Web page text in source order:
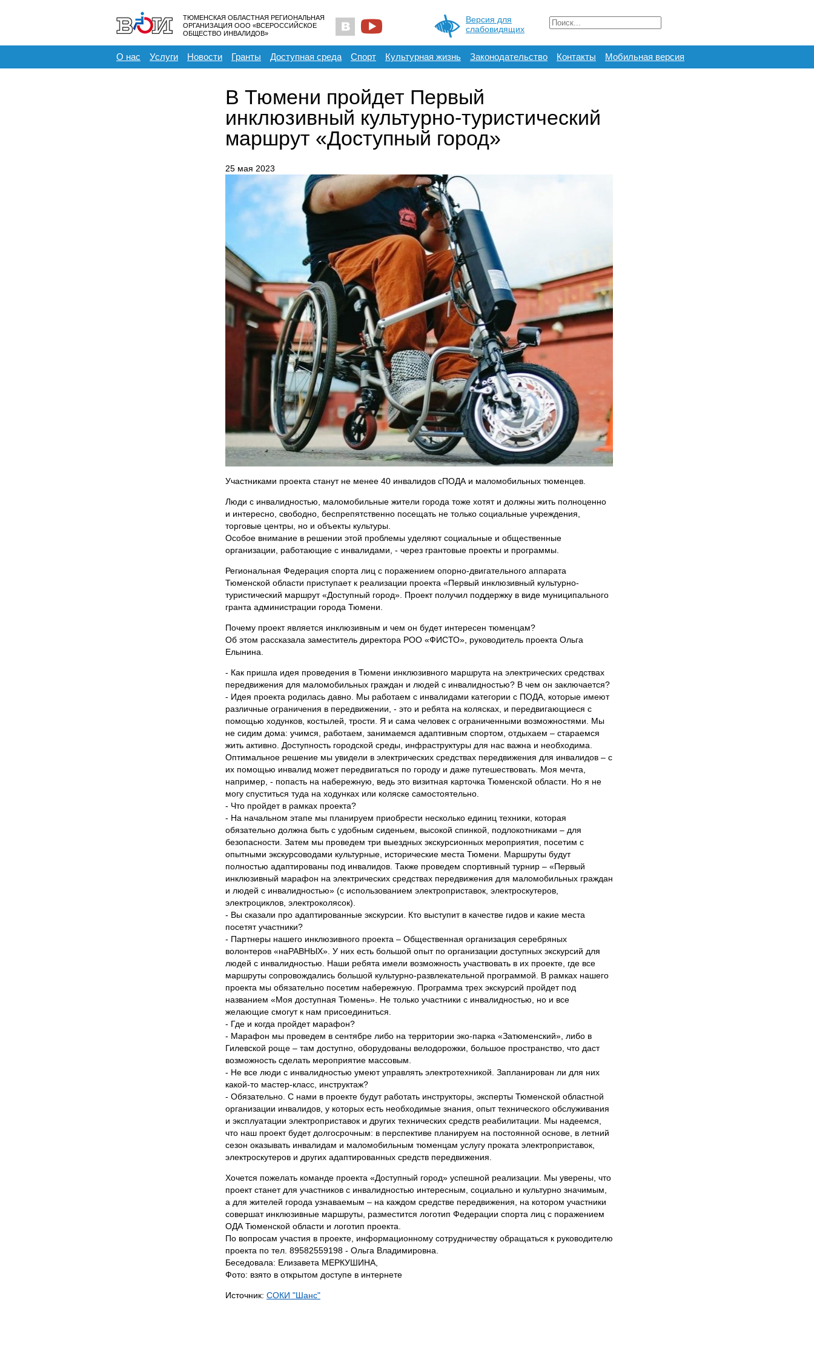
ТЮМЕНСКАЯ ОБЛАСТНАЯ РЕГИОНАЛЬНАЯ
ОРГАНИЗАЦИЯ ООО «ВСЕРОССИЙСКОЕ
ОБЩЕСТВО ИНВАЛИДОВ»
Версия для
слабовидящих
О нас Услуги Новости Гранты Доступная среда Спорт Культурная жизнь Законодательство Контакты Мобильная версия
В Тюмени пройдет Первый
инклюзивный культурно-туристический
маршрут «Доступный город»
25 мая 2023
Участниками проекта станут не менее 40 инвалидов сПОДА и маломобильных тюменцев.
Люди с инвалидностью, маломобильные жители города тоже хотят и должны жить полноценно
и интересно, свободно, беспрепятственно посещать не только социальные учреждения,
торговые центры, но и объекты культуры.
Особое внимание в решении этой проблемы уделяют социальные и общественные
организации, работающие с инвалидами, - через грантовые проекты и программы.
Региональная Федерация спорта лиц с поражением опорно-двигательного аппарата
Тюменской области приступает к реализации проекта «Первый инклюзивный культурно-
туристический маршрут «Доступный город». Проект получил поддержку в виде муниципального
гранта администрации города Тюмени.
Почему проект является инклюзивным и чем он будет интересен тюменцам?
Об этом рассказала заместитель директора РОО «ФИСТО», руководитель проекта Ольга
Елынина.
- Как пришла идея проведения в Тюмени инклюзивного маршрута на электрических средствах
передвижения для маломобильных граждан и людей с инвалидностью? В чем он заключается?
- Идея проекта родилась давно. Мы работаем с инвалидами категории с ПОДА, которые имеют
различные ограничения в передвижении, - это и ребята на колясках, и передвигающиеся с
помощью ходунков, костылей, трости. Я и сама человек с ограниченными возможностями. Мы
не сидим дома: учимся, работаем, занимаемся адаптивным спортом, отдыхаем – стараемся
жить активно. Доступность городской среды, инфраструктуры для нас важна и необходима.
Оптимальное решение мы увидели в электрических средствах передвижения для инвалидов – с
их помощью инвалид может передвигаться по городу и даже путешествовать. Моя мечта,
например, - попасть на набережную, ведь это визитная карточка Тюменской области. Но я не
могу спуститься туда на ходунках или коляске самостоятельно.
- Что пройдет в рамках проекта?
- На начальном этапе мы планируем приобрести несколько единиц техники, которая
обязательно должна быть с удобным сиденьем, высокой спинкой, подлокотниками – для
безопасности. Затем мы проведем три выездных экскурсионных мероприятия, посетим с
опытными экскурсоводами культурные, исторические места Тюмени. Маршруты будут
полностью адаптированы под инвалидов. Также проведем спортивный турнир – «Первый
инклюзивный марафон на электрических средствах передвижения для маломобильных граждан
и людей с инвалидностью» (с использованием электроприставок, электроскутеров,
электроциклов, электроколясок).
- Вы сказали про адаптированные экскурсии. Кто выступит в качестве гидов и какие места
посетят участники?
- Партнеры нашего инклюзивного проекта – Общественная организация серебряных
волонтеров «наРАВНЫХ». У них есть большой опыт по организации доступных экскурсий для
людей с инвалидностью. Наши ребята имели возможность участвовать в их проекте, где все
маршруты сопровождались большой культурно-развлекательной программой. В рамках нашего
проекта мы обязательно посетим набережную. Программа трех экскурсий пройдет под
названием «Моя доступная Тюмень». Не только участники с инвалидностью, но и все
желающие смогут к нам присоединиться.
- Где и когда пройдет марафон?
- Марафон мы проведем в сентябре либо на территории эко-парка «Затюменский», либо в
Гилевской роще – там доступно, оборудованы велодорожки, большое пространство, что даст
возможность сделать мероприятие массовым.
- Не все люди с инвалидностью умеют управлять электротехникой. Запланирован ли для них
какой-то мастер-класс, инструктаж?
- Обязательно. С нами в проекте будут работать инструкторы, эксперты Тюменской областной
организации инвалидов, у которых есть необходимые знания, опыт технического обслуживания
и эксплуатации электроприставок и других технических средств реабилитации. Мы надеемся,
что наш проект будет долгосрочным: в перспективе планируем на постоянной основе, в летний
сезон оказывать инвалидам и маломобильным тюменцам услугу проката электроприставок,
электроскутеров и других адаптированных средств передвижения.
Хочется пожелать команде проекта «Доступный город» успешной реализации. Мы уверены, что
проект станет для участников с инвалидностью интересным, социально и культурно значимым,
а для жителей города узнаваемым – на каждом средстве передвижения, на котором участники
совершат инклюзивные маршруты, разместится логотип Федерации спорта лиц с поражением
ОДА Тюменской области и логотип проекта.
По вопросам участия в проекте, информационному сотрудничеству обращаться к руководителю
проекта по тел. 89582559198 - Ольга Владимировна.
Беседовала: Елизавета МЕРКУШИНА,
Фото: взято в открытом доступе в интернете
Источник: СОКИ "Шанс"